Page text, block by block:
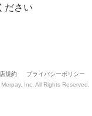
ださい
規約 プライバシーポリシー
Inc. All Rights Reserved.